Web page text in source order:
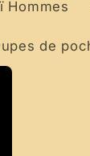
Hommes
de